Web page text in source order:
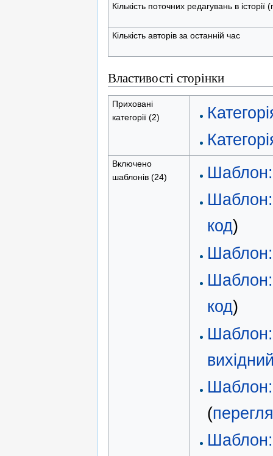
Кількість поточних редагувань в
Кількість авторів за останній час
Властивості сторінки
Приховані
категорії (2)
Включено
шаблонів (24)
код)
код)
(